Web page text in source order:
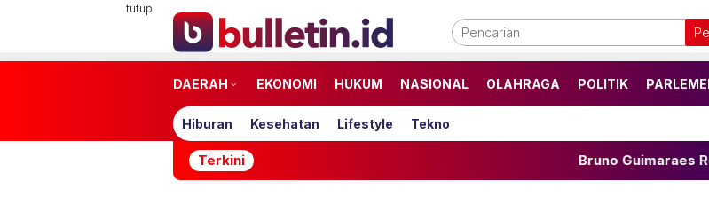
tutup
DAERAH EKONOMI HUKUM NASIONAL OLAHRAGA POLITIK
Hiburan Kesehatan Lifestyle Tekno
Terkini Bruno Guimaraes Resmi